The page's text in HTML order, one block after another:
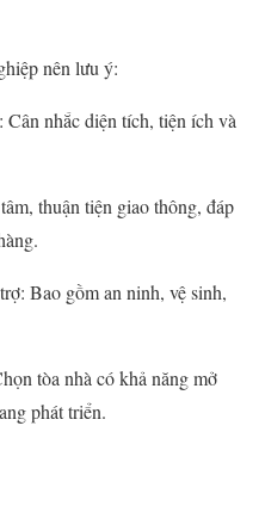
nên lưu ý:
nhắc diện tích, tiện ích và
thuận tiện giao thông, đáp
Bao gồm an ninh, vệ sinh,
tòa nhà có khả năng mở
phát triển.